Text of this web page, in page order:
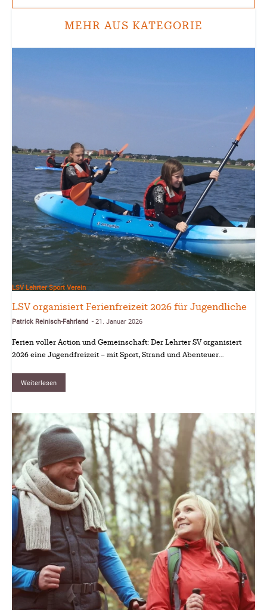
MEHR AUS KATEGORIE
LSV Lehrter Sport Verein
LSV organisiert Ferienfreizeit 2026 für Jugendliche
Patrick Reinisch-Fahrland - 21. Januar 2026
Ferien voller Action und Gemeinschaft: Der Lehrter SV organisiert
2026 eine Jugendfreizeit – mit Sport, Strand und Abenteuer…
Weiterlesen